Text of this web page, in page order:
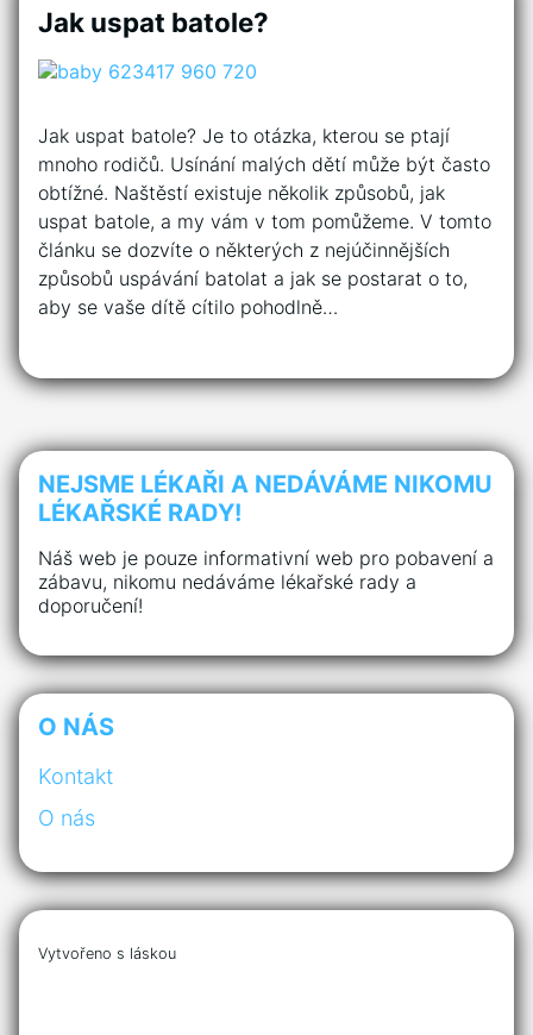
Jak uspat batole?
Jak uspat batole? Je to otázka, kterou se ptají
mnoho rodičů. Usínání malých dětí může být často
obtížné. Naštěstí existuje několik způsobů, jak
uspat batole, a my vám v tom pomůžeme. V tomto
článku se dozvíte o některých z nejúčinnějších
způsobů uspávání batolat a jak se postarat o to,
aby se vaše dítě cítilo pohodlně…
NEJSME LÉKAŘI A NEDÁVÁME NIKOMU
LÉKAŘSKÉ RADY!
Náš web je pouze informativní web pro pobavení a
zábavu, nikomu nedáváme lékařské rady a
doporučení!
O NÁS
Kontakt
O nás
Vytvořeno s láskou